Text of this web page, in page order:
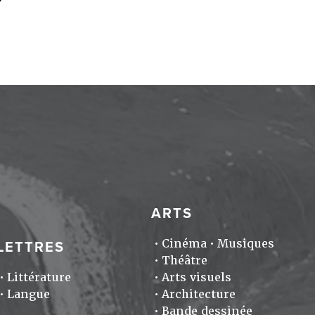
Littérature
Langue
ARTS
Cinéma
Musiques
Théâtre
Arts visuels
Architecture
Bande dessinée